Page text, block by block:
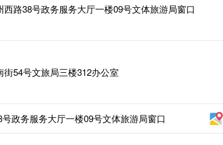
路38号政务服务大厅一楼09号文体旅游局窗口
54号文旅局三楼312办公室
政务服务大厅一楼09号文体旅游局窗口